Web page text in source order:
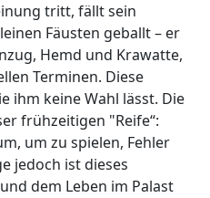
tritt, fällt sein
Fäusten geballt – er
Hemd und Krawatte,
Terminen. Diese
ihm keine Wahl lässt. Die
frühzeitigen "Reife“:
um zu spielen, Fehler
jedoch ist dieses
dem Leben im Palast